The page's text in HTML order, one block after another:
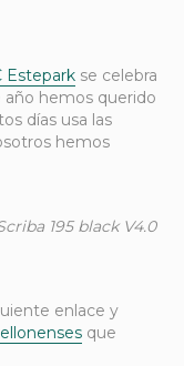
Estepark se celebra
hemos querido
días usa las
hemos
195 black V4.0
enlace y
que